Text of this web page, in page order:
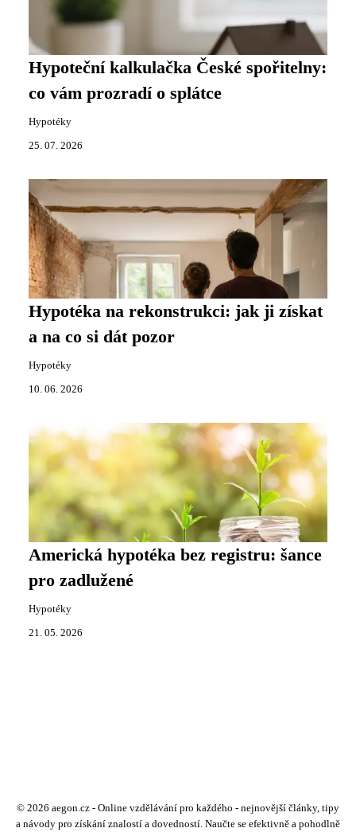
Hypoteční kalkulačka České spořitelny:
co vám prozradí o splátce
Hypotéky
25. 07. 2026
Hypotéka na rekonstrukci: jak ji získat
a na co si dát pozor
Hypotéky
10. 06. 2026
Americká hypotéka bez registru: šance
pro zadlužené
Hypotéky
21. 05. 2026
© 2026 aegon.cz - Online vzdělávání pro každého - nejnovější články, tipy
a návody pro získání znalostí a dovedností. Naučte se efektivně a pohodlně